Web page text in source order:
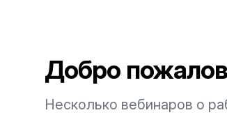
Добро
Несколько вебинаров о